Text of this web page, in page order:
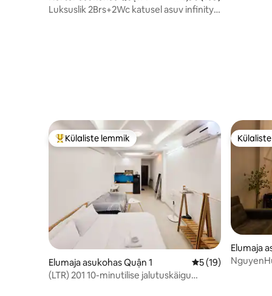
Luksuslik 2Brs+2Wc katusel asuv infinity-
Külaliste suur lemmik
Külaliste lemmik
Elumaja asukohas Quận 1 Keskmine hinnang
5 (19)
(LTR) 201 10-minutilise jalutuskäigu
Elumaja